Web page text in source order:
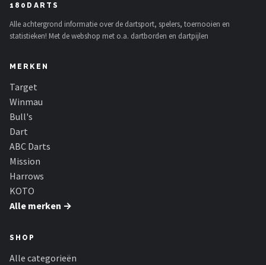
180DARTS
Alle achtergrond informatie over de dartsport, spelers, toernooien en
statistieken! Met de webshop met o.a. dartborden en dartpijlen
MERKEN
Target
Winmau
Bull's
Dart
ABC Darts
Mission
Harrows
KOTO
Alle merken →
SHOP
Alle categorieën